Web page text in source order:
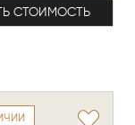
СТОИМОСТЬ